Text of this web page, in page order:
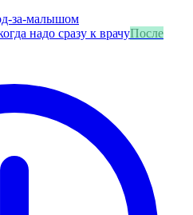
за-малышом
После